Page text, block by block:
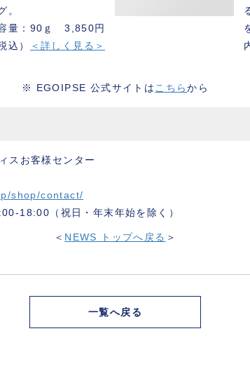
。
量：90ｇ 3,850円
込）
＜詳しく見る＞
※ EGOIPSE 公式サイトはこちらから
スお客様センター
shop/contact/
18:00（祝日・年末年始を除く）
＜ NEWS トップへ戻る ＞
一覧へ戻る